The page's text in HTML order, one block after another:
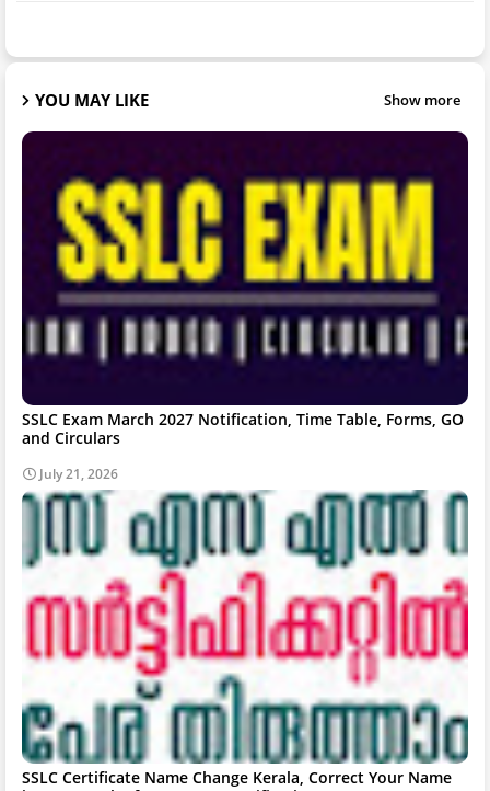
YOU MAY LIKE Show more
SSLC Exam March 2027 Notification, Time Table, Forms, GO
and Circulars
July 21, 2026
SSLC Certificate Name Change Kerala, Correct Your Name